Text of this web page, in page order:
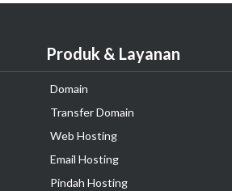
Produk & Layanan
Domain
Transfer Domain
Web Hosting
Email Hosting
Pindah Hosting